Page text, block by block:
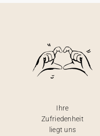
Ihre
Zufriedenheit
liegt uns